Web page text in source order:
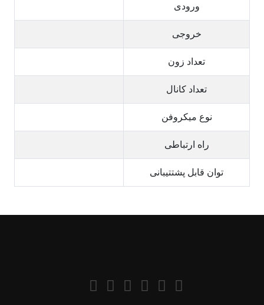
ورودی
خروجی
تعداد زون
تعداد کانال
نوع میکروفن
راه ارتباطی
توان قابل پشتتیبانی